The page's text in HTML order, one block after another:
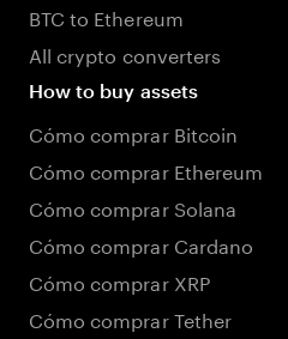
BTC to Ethereum
All crypto converters
How to buy assets
Cómo comprar Bitcoin
Cómo comprar Ethereum
Cómo comprar Solana
Cómo comprar Cardano
Cómo comprar XRP
Cómo comprar Tether